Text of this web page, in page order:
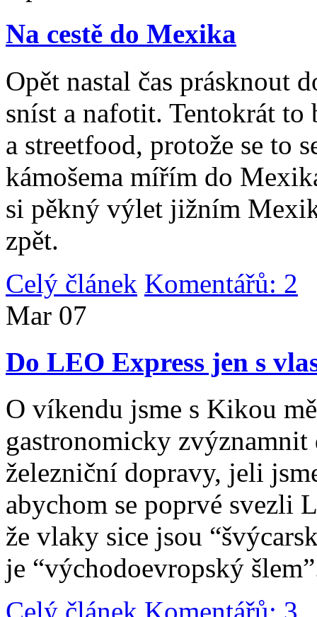
Na cestě do Mexika
Opět nastal čas prásknout
sníst a nafotit. Tentokrát
a streetfood, protože se to
kámošema mířím do
si pěkný výlet jižním
zpět.
Celý článek Komentářů: 2
Mar 07
Do LEO Express jen s
O víkendu jsme s Kikou
gastronomicky
železniční dopravy, jeli
abychom se poprvé svezli
že vlaky sice jsou
je “východoevropský